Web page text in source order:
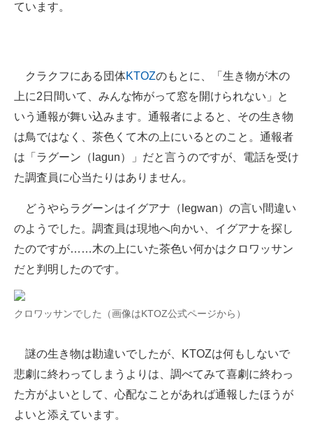
スマホと通信の最新トレンド
好きが集まる 比べて選べる
ビジネスと働き方のヒント
AI活用のいまが分かる
企業ITのトレンドを詳説
マーケ×ITの今がよく分かる
ITエンジニア向け専門サイト
IT製品の技術・比較・事例
モノづくり技術者専門サイト
エレクトロニクス専門サイト
ています。
クラクフにある団体KTOZのもとに、「生き物が木の
上に2日間いて、みんな怖がって窓を開けられない」と
いう通報が舞い込みます。通報者によると、その生き物
は鳥ではなく、茶色くて木の上にいるとのこと。通報者
は「ラグーン（lagun）」だと言うのですが、電話を受け
た調査員に心当たりはありません。
どうやらラグーンはイグアナ（legwan）の言い間違い
のようでした。調査員は現地へ向かい、イグアナを探し
たのですが……木の上にいた茶色い何かはクロワッサン
だと判明したのです。
クロワッサンでした（画像はKTOZ公式ページから）
謎の生き物は勘違いでしたが、KTOZは何もしないで
悲劇に終わってしまうよりは、調べてみて喜劇に終わっ
た方がよいとして、心配なことがあれば通報したほうが
よいと添えています。